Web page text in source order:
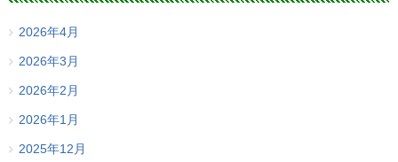
2026年4月
2026年3月
2026年2月
2026年1月
2025年12月